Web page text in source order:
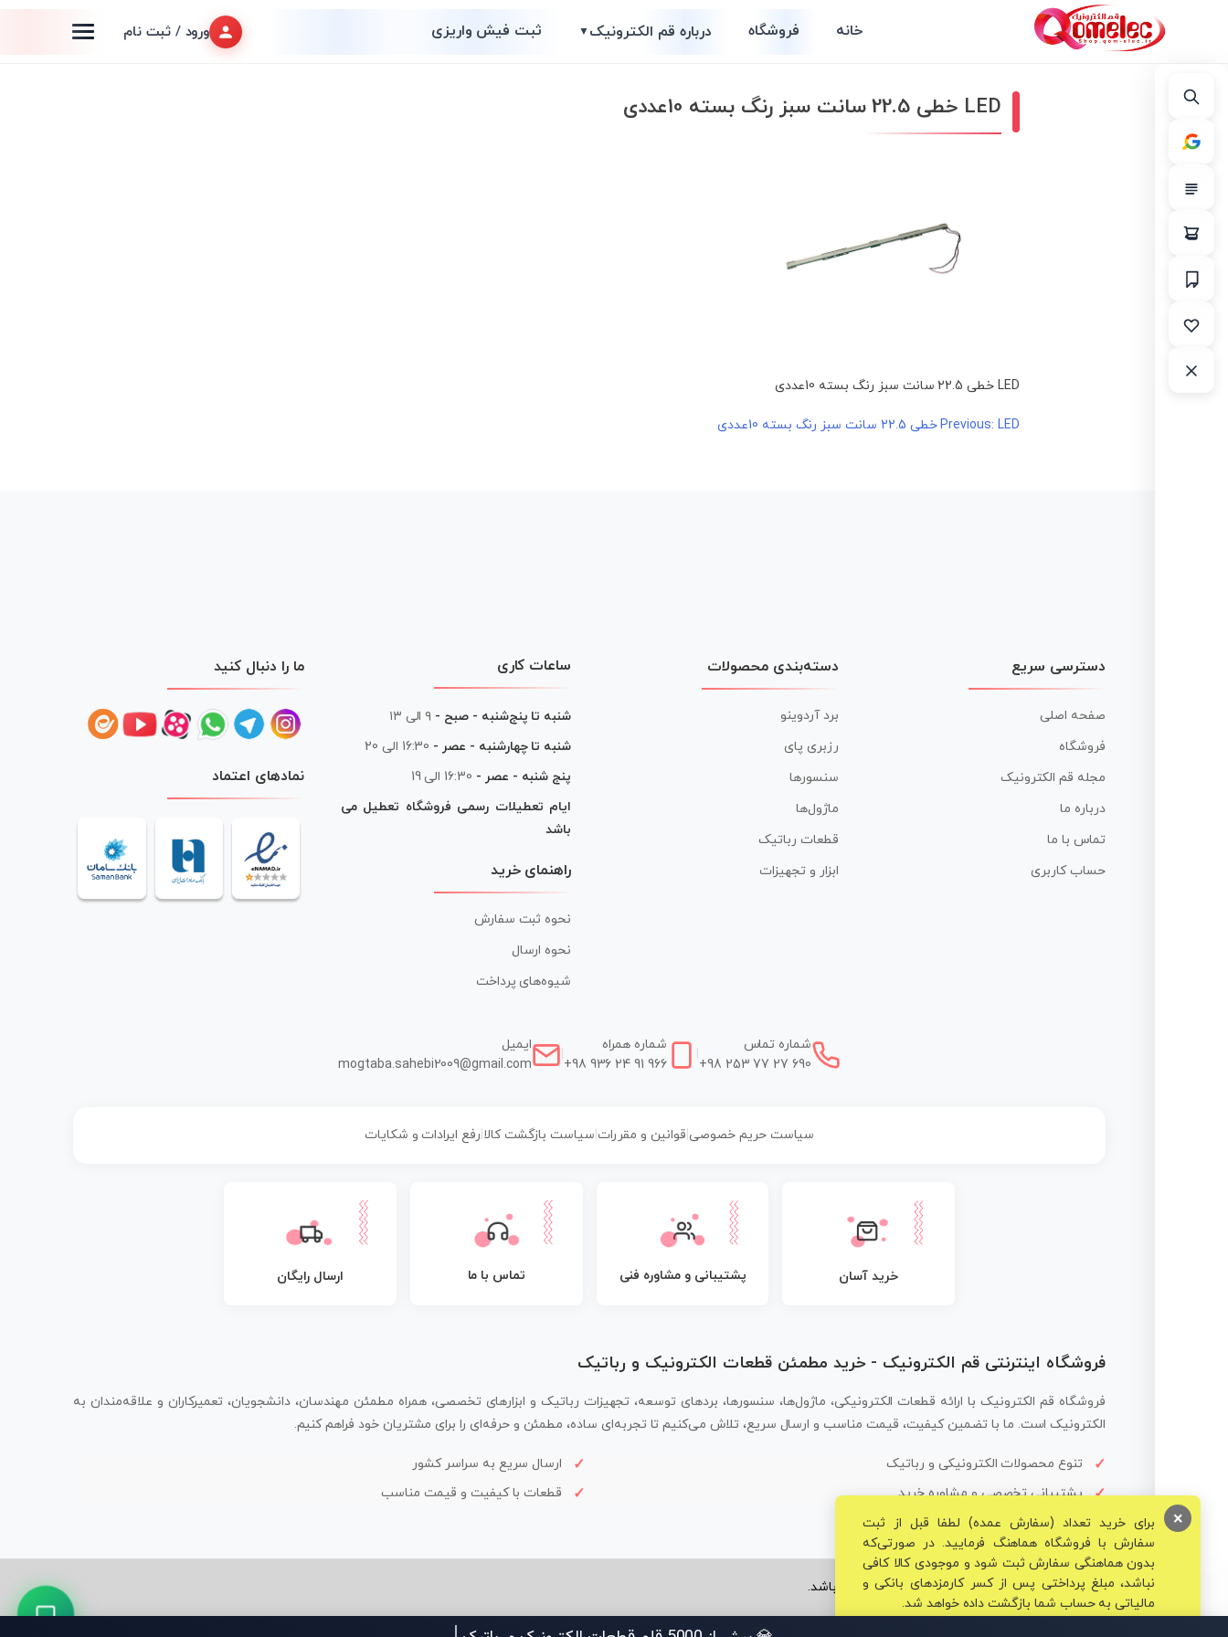
خانه فروشگاه درباره قم الکترونیک▼ ثبت فیش واریزی ورود / ثبت نام
LED خطی 22.5 سانت سبز رنگ بسته 10عددی
LED خطی 22.5 سانت سبز رنگ بسته 10عددی
راهبریPrevious: LED خطی 22.5 سانت سبز رنگ بسته 10عددی
دسترسی سریع
صفحه اصلی
فروشگاه
مجله قم الکترونیک
درباره ما
تماس با ما
حساب کاربری
دسته‌بندی محصولات
برد آردوینو
رزبری پای
سنسورها
ماژول‌ها
قطعات رباتیک
ابزار و تجهیزات
ساعات کاری
شنبه تا پنج‌شنبه - صبح - ۹ الی ۱۳
شنبه تا چهارشنبه - عصر - 16:30 الی 20
پنج شنبه - عصر - 16:30 الی 19
ایام تعطیلات رسمی فروشگاه تعطیل می
باشد
راهنمای خرید
نحوه ثبت سفارش
نحوه ارسال
شیوه‌های پرداخت
ما را دنبال کنید
نمادهای اعتماد
شماره تماس
+98 253 77 27 690
شماره همراه
+98 936 24 91 966
ایمیل
mogtaba.sahebi2009@gmail.com
سیاست حریم خصوصی| قوانین و مقررات سیاست بازگشت کالا رفع ایرادات و شکایات
خرید آسان پشتیبانی و مشاوره فنی تماس با ما ارسال رایگان
فروشگاه اینترنتی قم الکترونیک - خرید مطمئن قطعات الکترونیک و رباتیک
فروشگاه قم الکترونیک با ارائه قطعات الکترونیکی، ماژول‌ها، سنسورها، بردهای توسعه، تجهیزات رباتیک و ابزارهای تخصصی، همراه مطمئن مهندسان، دانشجویان، تعمیرکاران و علاقه‌مندان به
الکترونیک است. ما با تضمین کیفیت، قیمت مناسب و ارسال سریع، تلاش می‌کنیم تا تجربه‌ای ساده، مطمئن و حرفه‌ای را برای مشتریان خود فراهم کنیم.
تنوع محصولات الکترونیکی و رباتیک
ارسال سریع به سراسر کشور
پشتیبانی تخصصی و مشاوره خرید
قطعات با کیفیت و قیمت مناسب
© تمامی حقوق برای فروشگاه تخصصی قم الکترونیک محفوظ می‌باشد.
برای خرید تعداد (سفارش عمده) لطفا قبل از ثبت
سفارش با فروشگاه هماهنگ فرمایید. در صورتی‌که
بدون هماهنگی سفارش ثبت شود و موجودی کالا کافی
نباشد، مبلغ پرداختی پس از کسر کارمزدهای بانکی و
مالیاتی به حساب شما بازگشت داده خواهد شد.
×